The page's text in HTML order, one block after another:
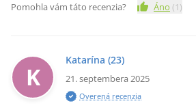
Pomohla vám táto recenzia?
Áno (1)
K
Katarína (23)
21. septembera 2025
Overená recenzia